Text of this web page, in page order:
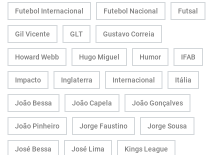
Futebol Internacional Futebol Nacional Futsal
Gil Vicente GLT Gustavo Correia
Howard Webb Hugo Miguel Humor IFAB
Impacto Inglaterra Internacional Itália
João Bessa João Capela João Gonçalves
João Pinheiro Jorge Faustino Jorge Sousa
José Bessa José Lima Kings League